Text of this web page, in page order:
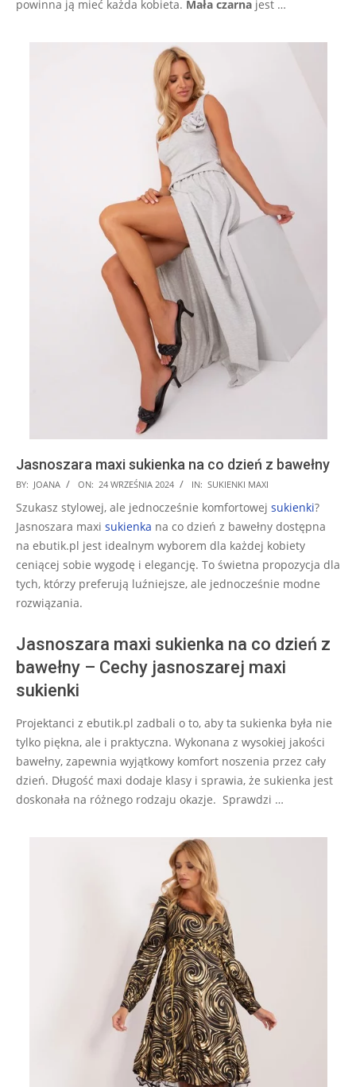
powinna ją mieć każda kobieta. Mała czarna jest …
Jasnoszara maxi sukienka na co dzień z bawełny
2024-
09-
24
BY: JOANA ON: 24 WRZEŚNIA 2024 IN: SUKIENKI MAXI
Szukasz stylowej, ale jednocześnie komfortowej sukienki?
Jasnoszara maxi sukienka na co dzień z bawełny dostępna
na ebutik.pl jest idealnym wyborem dla każdej kobiety
ceniącej sobie wygodę i elegancję. To świetna propozycja dla
tych, którzy preferują luźniejsze, ale jednocześnie modne
rozwiązania.
Jasnoszara maxi sukienka na co dzień z
bawełny – Cechy jasnoszarej maxi
sukienki
Projektanci z ebutik.pl zadbali o to, aby ta sukienka była nie
tylko piękna, ale i praktyczna. Wykonana z wysokiej jakości
bawełny, zapewnia wyjątkowy komfort noszenia przez cały
dzień. Długość maxi dodaje klasy i sprawia, że sukienka jest
doskonała na różnego rodzaju okazje. Sprawdzi …